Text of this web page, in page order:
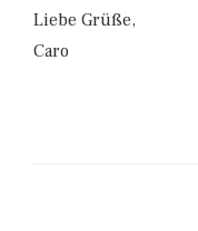
Liebe Grüße,
Caro